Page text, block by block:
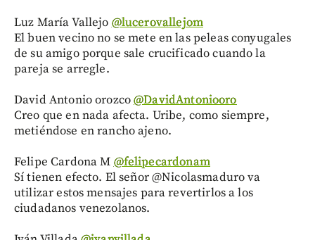
Luz María Vallejo ‏@lucerovallejom
El buen vecino no se mete en las peleas conyugales
de su amigo porque sale crucificado cuando la
pareja se arregle.
David Antonio orozco‏@DavidAntoniooro
Creo que en nada afecta. Uribe, como siempre,
metiéndose en rancho ajeno.
Felipe Cardona M ‏@felipecardonam
Sí tienen efecto. El señor @Nicolasmaduro va
utilizar estos mensajes para revertirlos a los
ciudadanos venezolanos.